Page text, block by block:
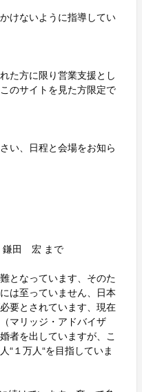
けないように指導してい
た方に限り営業支援とし
のサイトを見た方限定で
い、日程と会場をお知ら
田 宏 まで
となっています、そのた
は至っていません、日本
要とされています、現在
マリッジ・アドバイザ
者を出していますが、こ
“１万人“を目指していま